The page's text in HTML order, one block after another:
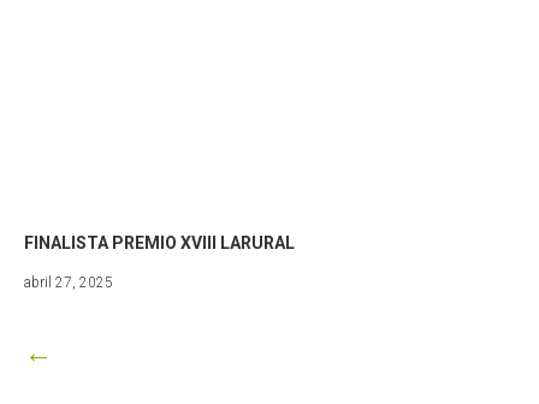
FINALISTA PREMIO XVIII LARURAL
abril 27, 2025
←